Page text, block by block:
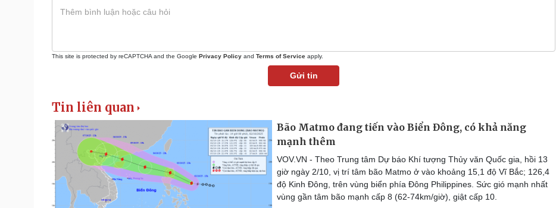
This site is protected by reCAPTCHA and the Google Privacy Policy and Terms of Service apply.
Gửi tin
Tin liên quan
Bão Matmo đang tiến vào Biển Đông, có khả năng
mạnh thêm
VOV.VN - Theo Trung tâm Dự báo Khí tượng Thủy văn Quốc gia, hồi 13
giờ ngày 2/10, vị trí tâm bão Matmo ở vào khoảng 15,1 độ Vĩ Bắc; 126,4
độ Kinh Đông, trên vùng biển phía Đông Philippines. Sức gió mạnh nhất
vùng gần tâm bão mạnh cấp 8 (62-74km/giờ), giật cấp 10.